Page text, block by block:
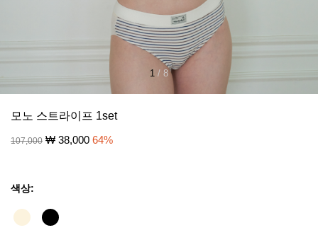
1 / 8
모노 스트라이프 1set
107,000 ₩ 38,000 64%
색상: